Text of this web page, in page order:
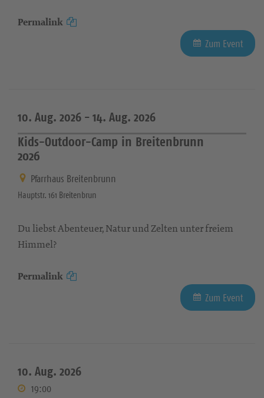
Permalink
Zum Event
10. Aug. 2026 - 14. Aug. 2026
Kids-Outdoor-Camp in Breitenbrunn
2026
Pfarrhaus Breitenbrunn
Hauptstr. 161 Breitenbrun
Du liebst Abenteuer, Natur und Zelten unter freiem
Himmel?
Permalink
Zum Event
10. Aug. 2026
19:00